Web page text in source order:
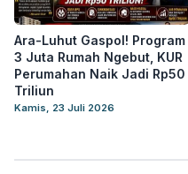
Ara-Luhut Gaspol! Program
3 Juta Rumah Ngebut, KUR
Perumahan Naik Jadi Rp50
Triliun
Kamis, 23 Juli 2026